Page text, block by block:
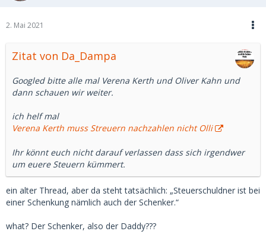
2. Mai 2021
Zitat von Da_Dampa
Googled bitte alle mal Verena Kerth und Oliver Kahn und
dann schauen wir weiter.
ich helf mal
Verena Kerth muss Streuern nachzahlen nicht Olli
Ihr könnt euch nicht darauf verlassen dass sich irgendwer
um euere Steuern kümmert.
ein alter Thread, aber da steht tatsächlich: „Steuerschuldner ist bei
einer Schenkung nämlich auch der Schenker.“
what? Der Schenker, also der Daddy???